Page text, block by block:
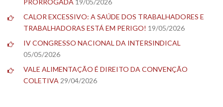
CALOR EXCESSIVO: A SAÚDE DOS TRABALHADORES E
TRABALHADORAS ESTÁ EM PERIGO! 19/05/2026
IV CONGRESSO NACIONAL DA INTERSINDICAL
05/05/2026
VALE ALIMENTAÇÃO É DIREITO DA CONVENÇÃO
COLETIVA 29/04/2026